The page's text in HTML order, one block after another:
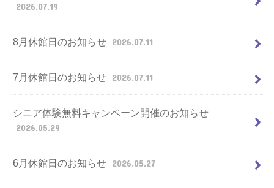
2026.07.19
8月休館日のお知らせ 2026.07.11
7月休館日のお知らせ 2026.07.11
シニア体験無料キャンペーン開催のお知らせ
2026.05.29
6月休館日のお知らせ 2026.05.27